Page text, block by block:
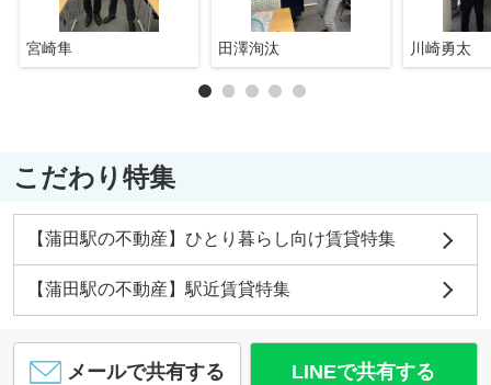
宮崎隼 田澤洵汰 川崎勇太
こだわり特集
【蒲田駅の不動産】ひとり暮らし向け賃貸特集
【蒲田駅の不動産】駅近賃貸特集
メールで共有する LINEで共有する